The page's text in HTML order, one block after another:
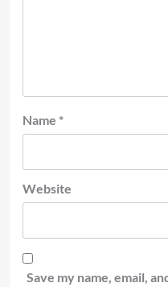
Name *
Website
Save my name, email,